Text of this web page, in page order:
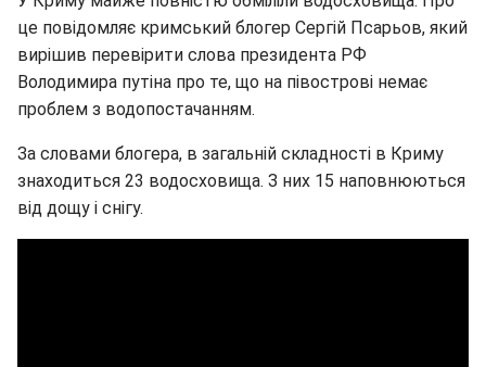
це повідомляє кримський блогер Сергій Псарьов, який
вирішив перевірити слова президента РФ
Володимира путіна про те, що на півострові немає
проблем з водопостачанням.
За словами блогера, в загальній складності в Криму
знаходиться 23 водосховища. З них 15 наповнюються
від дощу і снігу.